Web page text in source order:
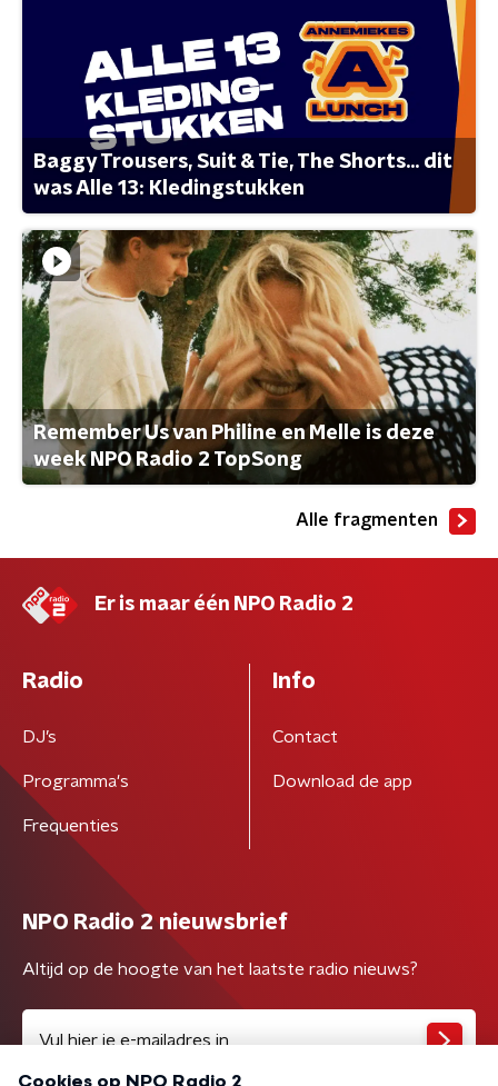
Baggy Trousers, Suit & Tie, The Shorts... dit
was Alle 13: Kledingstukken
Remember Us van Philine en Melle is deze
week NPO Radio 2 TopSong
Alle fragmenten
Er is maar één NPO Radio 2
Radio
DJ’s
Programma's
Frequenties
Info
Contact
Download de app
NPO Radio 2 nieuwsbrief
Altijd op de hoogte van het laatste radio nieuws?